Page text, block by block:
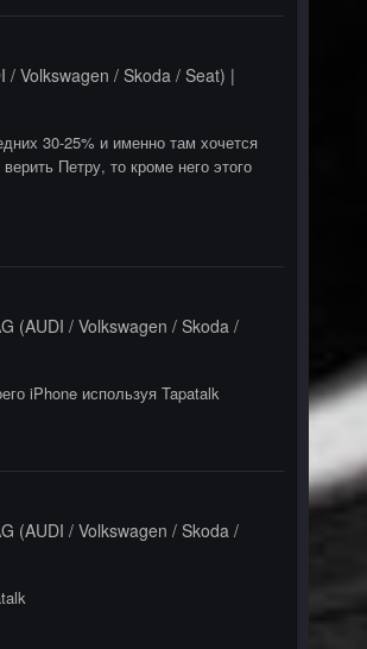
/ Volkswagen / Skoda / Seat) |
30-25% и именно там хочется
Петру, то кроме него этого
(AUDI / Volkswagen / Skoda /
iPhone используя Tapatalk
(AUDI / Volkswagen / Skoda /